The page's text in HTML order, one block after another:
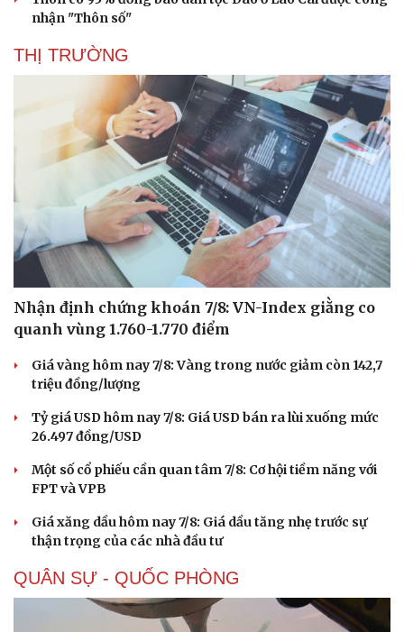
Thông tin doanh nghiệp
Doanh nghiệp 24h
Vì cộng đồng
Sành điệu
Tin Công nghệ
Chuyển đổi số
nhận "Thôn số"
THỊ TRƯỜNG
Nhận định chứng khoán 7/8: VN-Index giằng co
quanh vùng 1.760-1.770 điểm
Giá vàng hôm nay 7/8: Vàng trong nước giảm còn 142,7
triệu đồng/lượng
Tỷ giá USD hôm nay 7/8: Giá USD bán ra lùi xuống mức
26.497 đồng/USD
Một số cổ phiếu cần quan tâm 7/8: Cơ hội tiềm năng với
FPT và VPB
Giá xăng dầu hôm nay 7/8: Giá dầu tăng nhẹ trước sự
thận trọng của các nhà đầu tư
QUÂN SỰ - QUỐC PHÒNG